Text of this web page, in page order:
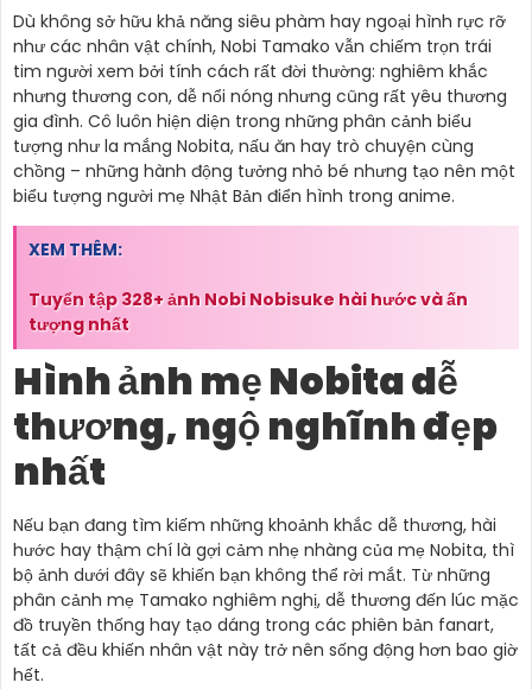
Dù không sở hữu khả năng siêu phàm hay ngoại hình rực rỡ
như các nhân vật chính, Nobi Tamako vẫn chiếm trọn trái
tim người xem bởi tính cách rất đời thường: nghiêm khắc
nhưng thương con, dễ nổi nóng nhưng cũng rất yêu thương
gia đình. Cô luôn hiện diện trong những phân cảnh biểu
tượng như la mắng Nobita, nấu ăn hay trò chuyện cùng
chồng – những hành động tưởng nhỏ bé nhưng tạo nên một
biểu tượng người mẹ Nhật Bản điển hình trong anime.
XEM THÊM:
Tuyển tập 328+ ảnh Nobi Nobisuke hài hước và ấn
tượng nhất
Hình ảnh mẹ Nobita dễ
thương, ngộ nghĩnh đẹp
nhất
Nếu bạn đang tìm kiếm những khoảnh khắc dễ thương, hài
hước hay thậm chí là gợi cảm nhẹ nhàng của mẹ Nobita, thì
bộ ảnh dưới đây sẽ khiến bạn không thể rời mắt. Từ những
phân cảnh mẹ Tamako nghiêm nghị, dễ thương đến lúc mặc
đồ truyền thống hay tạo dáng trong các phiên bản fanart,
tất cả đều khiến nhân vật này trở nên sống động hơn bao giờ
hết.